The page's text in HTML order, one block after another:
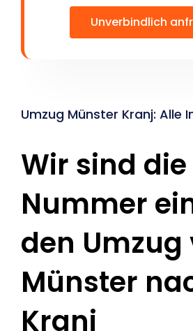
Unverbindlich
Umzug Münster Kranj: Alle
Wir sind die
Nummer
den Umzug
Münster
Kranj